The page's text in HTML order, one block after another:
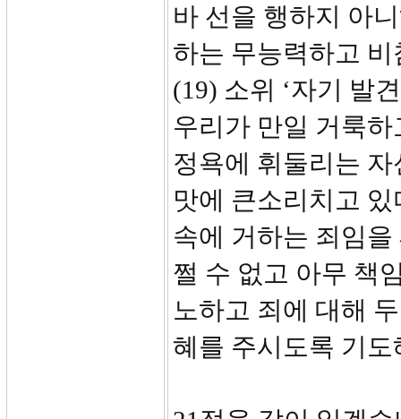
바 선을 행하지 아
하는 무능력하고
(19) 소위 ‘자기 발
우리가 만일 거룩
정욕에 휘둘리는
맛에 큰소리치고
속에 거하는 죄임
쩔 수 없고 아무 책
노하고 죄에 대해
혜를 주시도록 기